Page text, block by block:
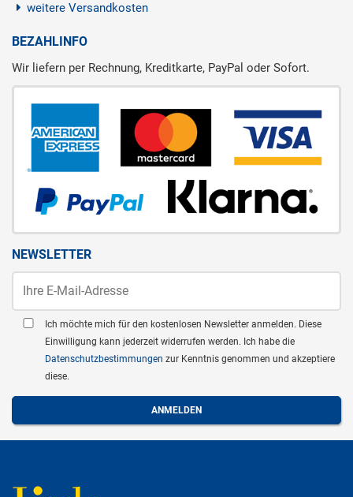
weitere Versandkosten
BEZAHLINFO
Wir liefern per Rechnung, Kreditkarte, PayPal oder Sofort.
NEWSLETTER
Ich möchte mich für den kostenlosen Newsletter anmelden. Diese
Einwilligung kann jederzeit widerrufen werden. Ich habe die
Datenschutzbestimmungen zur Kenntnis genommen und akzeptiere
diese.